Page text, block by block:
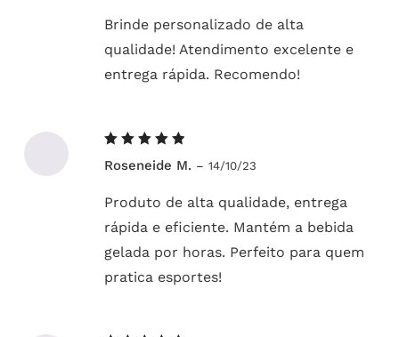
Brinde personalizado de alta
qualidade! Atendimento excelente e
entrega rápida. Recomendo!
5de 5
Roseneide M. – 14/10/23
Produto de alta qualidade, entrega
rápida e eficiente. Mantém a bebida
gelada por horas. Perfeito para quem
pratica esportes!